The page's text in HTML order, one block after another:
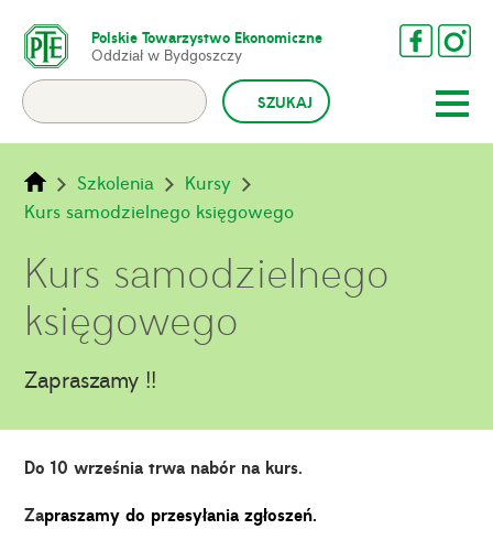
Polskie Towarzystwo Ekonomiczne
Oddział w Bydgoszczy
Szkolenia
Kursy
Kurs samodzielnego księgowego
Kurs samodzielnego
księgowego
Zapraszamy !!
Do 10 września trwa nabór na kurs.
Zapraszamy do przesyłania zgłoszeń.